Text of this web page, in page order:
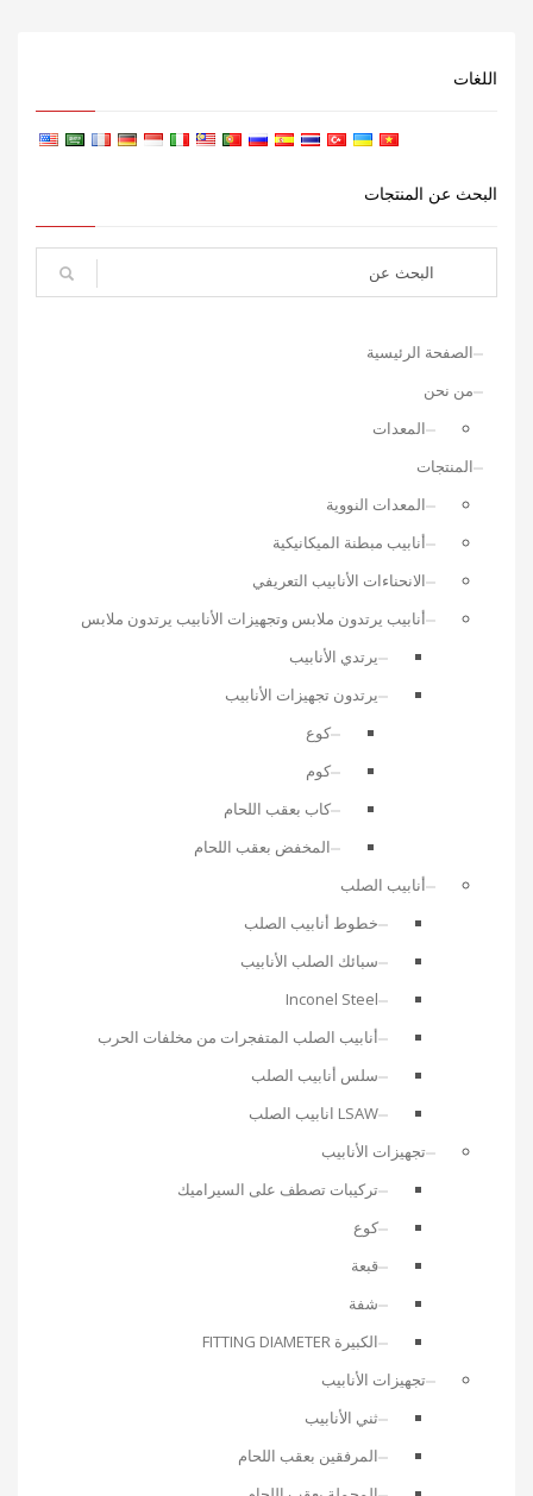
اللغات
البحث عن المنتجات
الصفحة الرئيسية
من نحن
المعدات
المنتجات
المعدات النووية
أنابيب مبطنة الميكانيكية
الانحناءات الأنابيب التعريفي
أنابيب يرتدون ملابس وتجهيزات الأنابيب يرتدون ملابس
يرتدي الأنابيب
يرتدون تجهيزات الأنابيب
كوع
كوم
كاب بعقب اللحام
المخفض بعقب اللحام
أنابيب الصلب
خطوط أنابيب الصلب
سبائك الصلب الأنابيب
Inconel Steel
أنابيب الصلب المتفجرات من مخلفات الحرب
سلس أنابيب الصلب
LSAW انابيب الصلب
تجهيزات الأنابيب
تركيبات تصطف على السيراميك
كوع
قبعة
شفة
الكبيرة FITTING DIAMETER
تجهيزات الأنابيب
ثني الأنابيب
المرفقين بعقب اللحام